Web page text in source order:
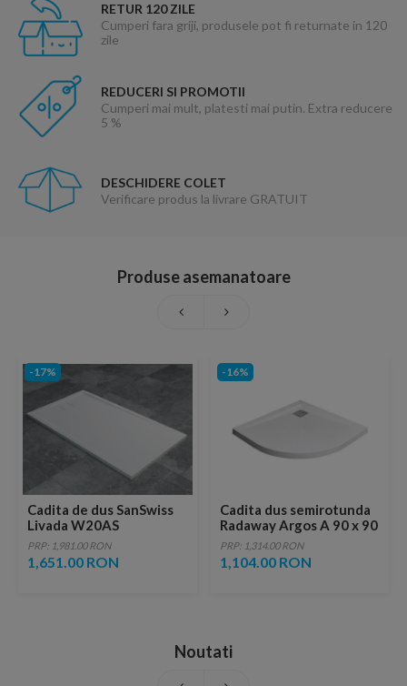
RETUR 120 ZILE
Cumperi fara griji, produsele pot fi returnate in 120
zile
REDUCERI SI PROMOTII
Cumperi mai mult, platesti mai putin. Extra reducere
5 %
DESCHIDERE COLET
Verificare produs la livrare GRATUIT
Produse asemanatoare
-17%
Cadita de dus SanSwiss
Livada W20AS
120x80xH3,7 cm
marmura sintetica alba
PRP: 1,981.00 RON
1,651.00 RON
-16%
Cadita dus semirotunda
Radaway Argos A 90 x 90
cm
PRP: 1,314.00 RON
1,104.00 RON
Noutati